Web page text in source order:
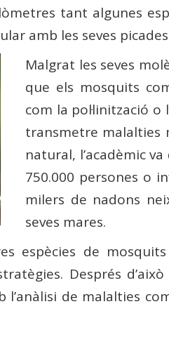
tant algunes
amb les seves
Malgrat les seves
que els mosquits
com la pol·linització
transmetre malalties
natural, l’acadèmic
750.000 persones o
milers de nadons
seves mares.
espècies de
Després
l’anàlisi de malalties